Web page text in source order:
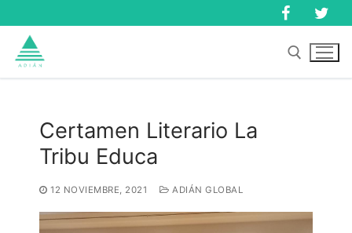
al
contenido
Buscar:
Certamen Literario La
Tribu Educa
12 NOVIEMBRE, 2021 ADIÁN GLOBAL